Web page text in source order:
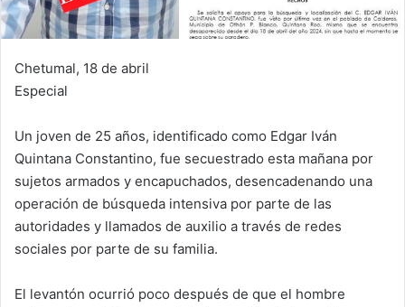
Chetumal, 18 de abril
Especial
Un joven de 25 años, identificado como Edgar Iván
Quintana Constantino, fue secuestrado esta mañana por
sujetos armados y encapuchados, desencadenando una
operación de búsqueda intensiva por parte de las
autoridades y llamados de auxilio a través de redes
sociales por parte de su familia.
El levantón ocurrió poco después de que el hombre